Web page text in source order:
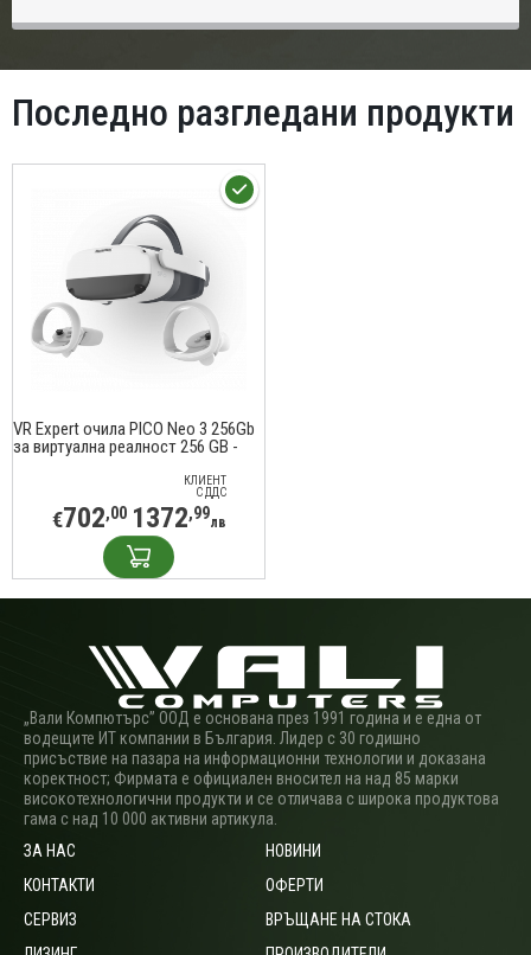
Последно разгледани продукти
VR Expert очила PICO Neo 3 256Gb
за виртуална реалност 256 GB -
КЛИЕНТ
С ДДС
€702,00 1372,99лв
„Вали Компютърс” ООД е основана през 1991 година и е една от
водещите ИТ компании в България. Лидер с 30 годишно
присъствие на пазара на информационни технологии и доказана
коректност; Фирмата е официален вносител на над 85 марки
високотехнологични продукти и се отличава с широка продуктова
гама с над 10 000 активни артикула.
ЗА НАС
КОНТАКТИ
СЕРВИЗ
НОВИНИ
ОФЕРТИ
ВРЪЩАНЕ НА СТОКА